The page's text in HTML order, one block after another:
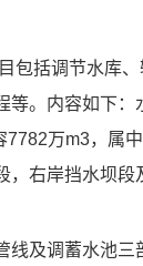
包括调节水库
等。内容如下
万m3，属
右岸挡水坝段
线及调蓄水池